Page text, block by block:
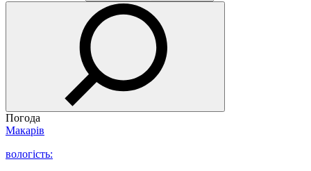
Погода
Макарів
вологість: